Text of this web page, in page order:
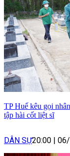
TP Huế kêu gọi
tập hài cốt liệt sĩ
DÂN SỰ20:00 |